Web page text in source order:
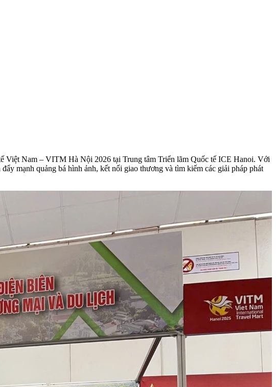
Nam – VITM Hà Nội 2026 tại Trung tâm Triển lãm Quốc tế ICE Hanoi. Với
mạnh quảng bá hình ảnh, kết nối giao thương và tìm kiếm các giải pháp phát